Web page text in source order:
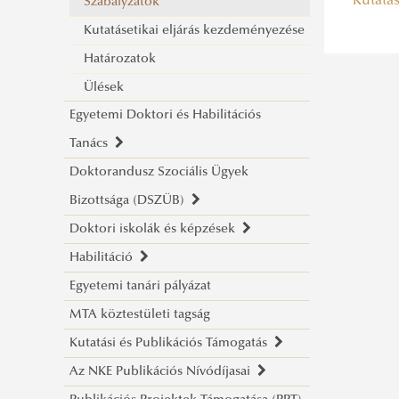
Kutatásetikai eljárás kezdeményezése
Határozatok
Ülések
Egyetemi Doktori és Habilitációs
Tanács
Bemutatkozás
Szabályzatok
EDHT határozatok
2026.
2025.
2024.
2023.
2022.
EDHT ülések
Doktorandusz Szociális Ügyek
Bizottsága (DSZÜB)
Bemutatkozás
DSZÜB tagjai
DSZÜB ülések
Doktori iskolák és képzések
Doktori Iskolák
Hadtudományi Doktori Iskola
Katonai Műszaki Doktori Iskola
Közigazgatás-tudományi Doktori
Iskola
Doktori képzés és fokozatszerzés
Doktori (PhD) képzés
Szabályzatok
Doktori felvételi
MAB tájékoztató
Habilitáció
Habilitáció
A habilitáció alapjai
A habilitációra vonatkozó
szabályzatok
Habilitációs eljárások
Folyamatban lévő eljárások
Egyetemi tanári pályázat
MTA köztestületi tagság
Kutatási és Publikációs Támogatás
Bemutatkozik a Tudománystratégiai
Az NKE Publikációs Nívódíjasai